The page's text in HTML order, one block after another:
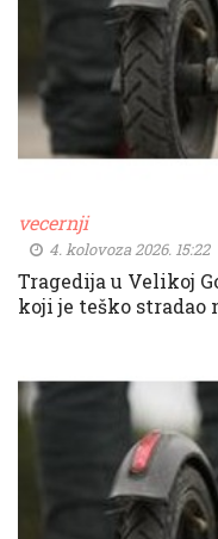
vecernji
4. kolovoza 2026. 15:22
Tragedija u Velikoj
koji je teško